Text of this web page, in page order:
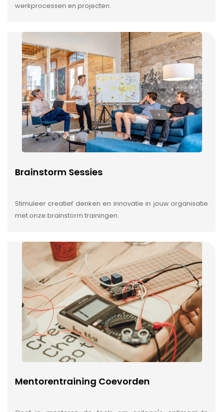
werkprocessen en projecten.
Brainstorm Sessies
Stimuleer creatief denken en innovatie in jouw organisatie
met onze brainstorm trainingen.
Mentorentraining Coevorden